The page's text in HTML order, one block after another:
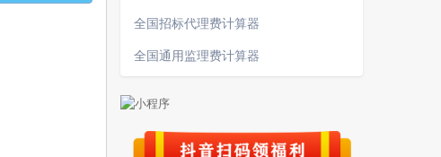
全国招标代理费计算器
全国通用监理费计算器